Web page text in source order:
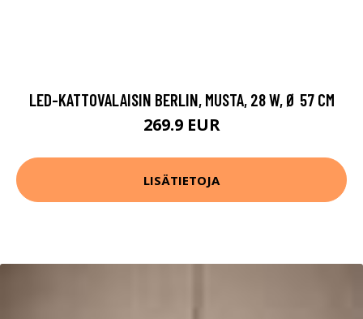
LED-KATTOVALAISIN BERLIN, MUSTA, 28 W, Ø 57 CM
269.9 EUR
LISÄTIETOJA